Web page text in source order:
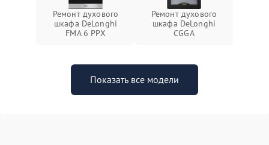
Ремонт духового
шкафа DeLonghi
FMA 6 PPX
Ремонт духового
шкафа DeLonghi
CGGA
Показать все модели